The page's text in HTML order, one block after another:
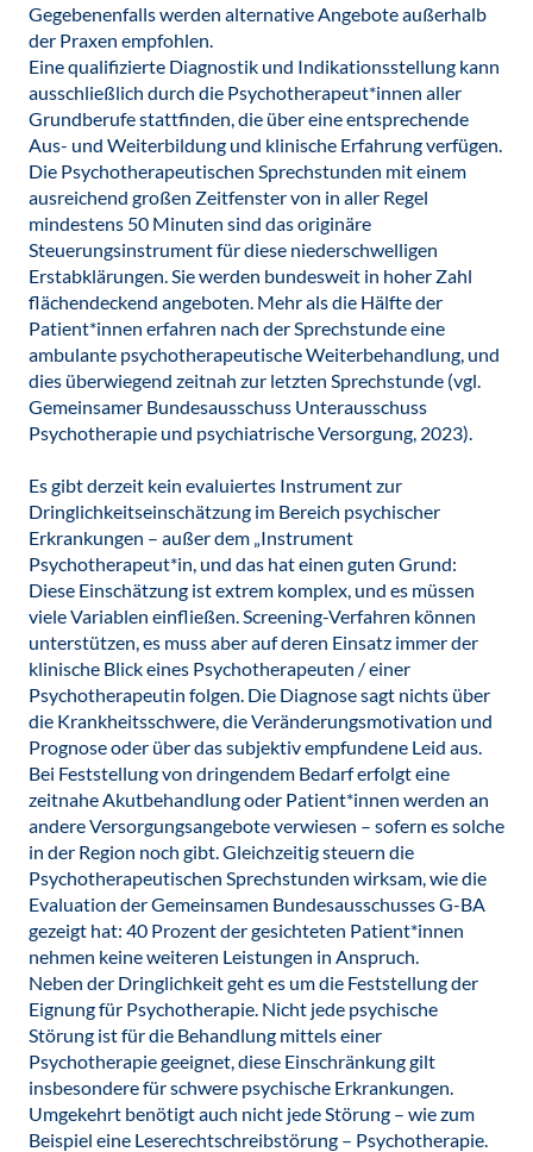
Gegebenenfalls werden alternative Angebote außerhalb
der Praxen empfohlen.
Eine qualifizierte Diagnostik und Indikationsstellung kann
ausschließlich durch die Psychotherapeut*innen aller
Grundberufe stattfinden, die über eine entsprechende
Aus- und Weiterbildung und klinische Erfahrung verfügen.
Die Psychotherapeutischen Sprechstunden mit einem
ausreichend großen Zeitfenster von in aller Regel
mindestens 50 Minuten sind das originäre
Steuerungsinstrument für diese niederschwelligen
Erstabklärungen. Sie werden bundesweit in hoher Zahl
flächendeckend angeboten. Mehr als die Hälfte der
Patient*innen erfahren nach der Sprechstunde eine
ambulante psychotherapeutische Weiterbehandlung, und
dies überwiegend zeitnah zur letzten Sprechstunde (vgl.
Gemeinsamer Bundesausschuss Unterausschuss
Psychotherapie und psychiatrische Versorgung, 2023).
Es gibt derzeit kein evaluiertes Instrument zur
Dringlichkeitseinschätzung im Bereich psychischer
Erkrankungen – außer dem „Instrument
Psychotherapeut*in, und das hat einen guten Grund:
Diese Einschätzung ist extrem komplex, und es müssen
viele Variablen einfließen. Screening-Verfahren können
unterstützen, es muss aber auf deren Einsatz immer der
klinische Blick eines Psychotherapeuten / einer
Psychotherapeutin folgen. Die Diagnose sagt nichts über
die Krankheitsschwere, die Veränderungsmotivation und
Prognose oder über das subjektiv empfundene Leid aus.
Bei Feststellung von dringendem Bedarf erfolgt eine
zeitnahe Akutbehandlung oder Patient*innen werden an
andere Versorgungsangebote verwiesen – sofern es solche
in der Region noch gibt. Gleichzeitig steuern die
Psychotherapeutischen Sprechstunden wirksam, wie die
Evaluation der Gemeinsamen Bundesausschusses G-BA
gezeigt hat: 40 Prozent der gesichteten Patient*innen
nehmen keine weiteren Leistungen in Anspruch.
Neben der Dringlichkeit geht es um die Feststellung der
Eignung für Psychotherapie. Nicht jede psychische
Störung ist für die Behandlung mittels einer
Psychotherapie geeignet, diese Einschränkung gilt
insbesondere für schwere psychische Erkrankungen.
Umgekehrt benötigt auch nicht jede Störung – wie zum
Beispiel eine Leserechtschreibstörung – Psychotherapie.